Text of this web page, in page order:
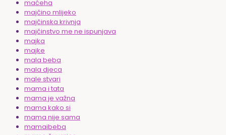
maćeha
majčino mlijeko
majčinska krivnja
majčinstvo me ne ispunjava
majka
majke
mala beba
mala djeca
male stvari
mama i tata
mama je važna
mama kako si
mama nije sama
mamaibeba